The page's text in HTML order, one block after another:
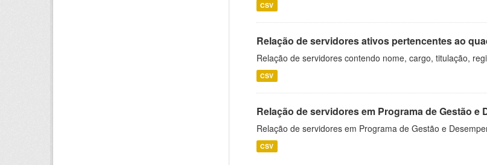
CSV
Relação de servidores ativos pertencentes ao
Relação de servidores contendo nome, cargo, titulação,
CSV
Relação de servidores em Programa de Gestão e
Relação de servidores em Programa de Gestão e
CSV